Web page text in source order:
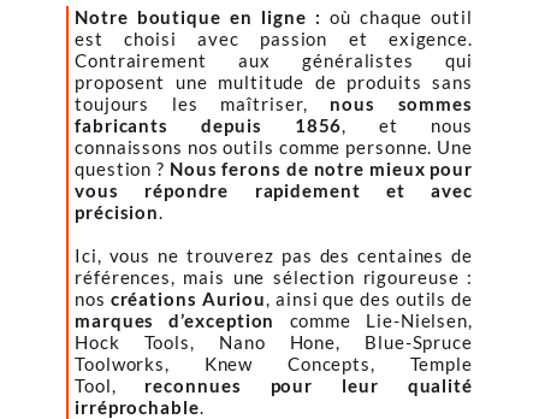
Notre boutique en ligne : où chaque outil
est choisi avec passion et exigence.
Contrairement aux généralistes qui
proposent une multitude de produits sans
toujours les maîtriser, nous sommes
fabricants depuis 1856, et nous
connaissons nos outils comme personne. Une
question ? Nous ferons de notre mieux pour
vous répondre rapidement et avec
précision.
Ici, vous ne trouverez pas des centaines de
références, mais une sélection rigoureuse :
nos créations Auriou, ainsi que des outils de
marques d’exception
comme Lie-Nielsen,
Hock Tools, Nano Hone, Blue-Spruce
Toolworks, Knew Concepts, Temple
Tool, reconnues pour leur qualité
irréprochable.